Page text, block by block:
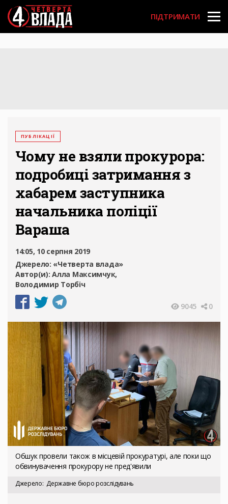
Перейти
до
основного
вмісту
User
account
ПІДТРИМАТИ
ПУБЛІКАЦІЇ
Чому не взяли прокурора:
подробиці затримання з
хабарем заступника
начальника поліції
Вараша
14:05, 10 серпня 2019
Джерело: «Четверта влада»
Автор(и):Алла Максимчук
Володимир Торбіч
9045 0
Обшук провели також в місцевій прокуратурі, але поки що
обвинувачення прокурору не пред'явили
Джерело Державне бюро розслідувань